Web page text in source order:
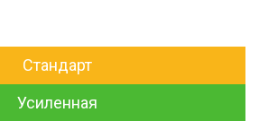
Стандарт
Усиленная